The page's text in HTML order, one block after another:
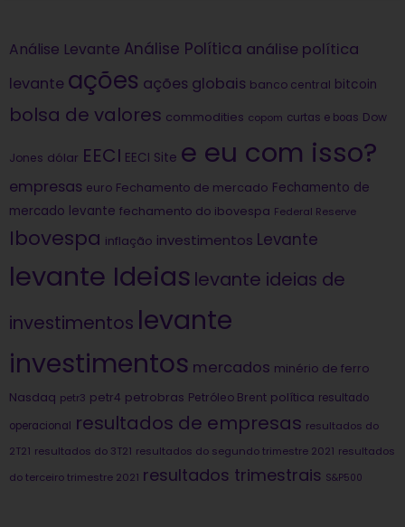
Análise Levante Análise Política análise política
levante ações ações globais banco central bitcoin
bolsa de valores commodities copom curtas e boas Dow
Jones dólar EECI EECI Site e eu com isso?
empresas euro Fechamento de mercado Fechamento de
mercado levante fechamento do ibovespa Federal Reserve
Ibovespa inflação investimentos Levante
levante Ideias levante ideias de
investimentos levante
investimentos mercados minério de ferro
Nasdaq petr3 petr4 petrobras Petróleo Brent política resultado
operacional resultados de empresas resultados do
2T21 resultados do 3T21 resultados do segundo trimestre 2021 resultados
do terceiro trimestre 2021 resultados trimestrais S&P500